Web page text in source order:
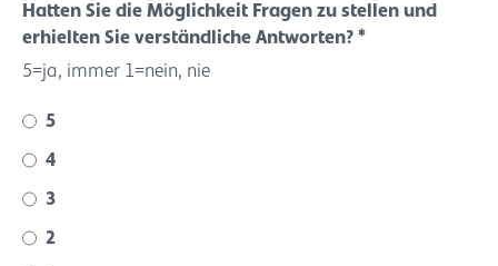
Hatten Sie die Möglichkeit Fragen zu stellen und
erhielten Sie verständliche Antworten? *
5=ja, immer 1=nein, nie
5
4
3
2